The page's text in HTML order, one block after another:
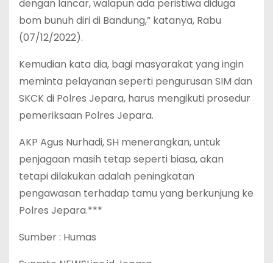
dengan lancar, walapun ada peristiwa diduga
bom bunuh diri di Bandung,” katanya, Rabu
(07/12/2022).
Kemudian kata dia, bagi masyarakat yang ingin
meminta pelayanan seperti pengurusan SIM dan
SKCK di Polres Jepara, harus mengikuti prosedur
pemeriksaan Polres Jepara.
AKP Agus Nurhadi, SH ‎menerangkan, untuk
penjagaan masih tetap seperti biasa, akan
tetapi dilakukan adalah peningkatan
pengawasan terhadap tamu yang berkunjung ke
Polres Jepara.***
Sumber : Humas